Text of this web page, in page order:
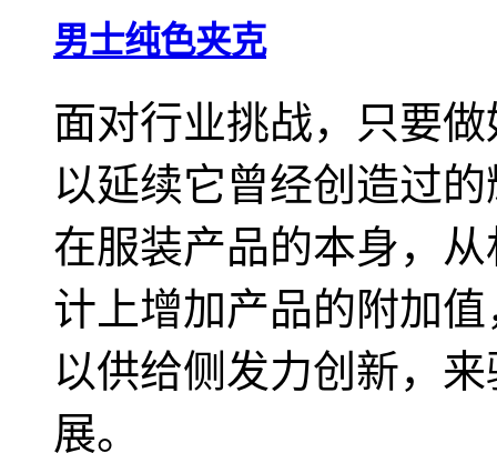
男士纯色夹克
面对行业挑战，只要
以延续它曾经创造过
在服装产品的本身，
计上增加产品的附加
以供给侧发力创新，
展。